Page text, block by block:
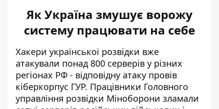
Як Україна змушує ворожу
систему працювати на себе
Хакери української розвідки вже
атакували понад 800 серверів у різних
регіонах РФ - відповідну атаку провів
кіберкорпус ГУР. Працівники Головного
управління розвідки Міноборони зламали